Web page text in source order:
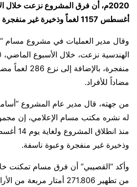
2020م، أن فرق المشروع نزعت خلال
أغسطس 1157 لغماً وذخيرة غير منفجرة وعبوة ناسفة.
وقال مدير العمليات في مشروع مسام
مضاداً للأفراد.
من جهته، قال مدير عام المشروع
له نشره مكتب مسام الإعلامي، إن
وذخيرة غير منفجرة وعبوة ناسفة.
وأكد “القصيبي” أن فرق مسام تمكنت
من تطهير 271.806 أمتار مربعة من الأراضي اليمنية.